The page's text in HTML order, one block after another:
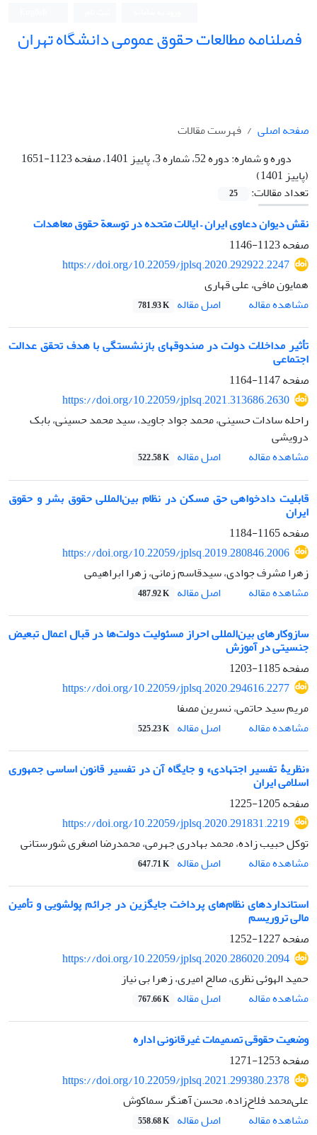
فصلنامه مطالعات حقوق عمومی دانشگاه تهران
صفحه اصلی
فهرست مقالات
دوره و شماره:
دوره 52، شماره 3، پاییز 1401، صفحه 1123-1651
(پاییز 1401)
تعداد مقالات:
25
نقش دیوان دعاوی ایران – ایالات متحده در توسعة حقوق معاهدات
صفحه1123-1146
https://doi.org/10.22059/jplsq.2020.292922.2247
همایون مافی، علی قهاری
مشاهده مقاله
اصل مقاله 781.93 K
تأثیر مداخلات دولت در صندوق‏های بازنشستگی با هدف تحقق عدالت
اجتماعی
صفحه1147-1164
https://doi.org/10.22059/jplsq.2021.313686.2630
راحله سادات حسینی، محمد جواد جاوید، سید محمد حسینی، بابک
درویشی
مشاهده مقاله
اصل مقاله 522.58 K
قابلیت دادخواهی حق مسکن در نظام بین‌المللی حقوق بشر و حقوق
ایران
صفحه1165-1184
https://doi.org/10.22059/jplsq.2019.280846.2006
زهرا مشرف جوادی، سیدقاسم زمانی، زهرا ابراهیمی
مشاهده مقاله
اصل مقاله 487.92 K
سازوکارهای بین‌المللی احراز مسئولیت دولت‌ها در قبال اعمال تبعیض
جنسیتی در آموزش
صفحه1185-1203
https://doi.org/10.22059/jplsq.2020.294616.2277
مریم سید حاتمی، نسرین مصفا
مشاهده مقاله
اصل مقاله 525.23 K
«نظریۀ تفسیر اجتهادی» و جایگاه آن در تفسیر قانون اساسی جمهوری
اسلامی ایران
صفحه1205-1225
https://doi.org/10.22059/jplsq.2020.291831.2219
توکل حبیب زاده، محمد بهادری جهرمی، محمدرضا اصغری شورستانی
مشاهده مقاله
اصل مقاله 647.71 K
استانداردهای نظام‌های پرداخت جایگزین در جرائم پولشویی و تأمین
مالی تروریسم
صفحه1227-1252
https://doi.org/10.22059/jplsq.2020.286020.2094
حمید الهوئی نظری، صالح امیری، زهرا بی نیاز
مشاهده مقاله
اصل مقاله 767.66 K
وضعیت حقوقی تصمیمات غیرقانونی اداره
صفحه1253-1271
https://doi.org/10.22059/jplsq.2021.299380.2378
علی‌محمد فلاح‌زاده، محسن آهنگر سماکوش
مشاهده مقاله
اصل مقاله 558.68 K